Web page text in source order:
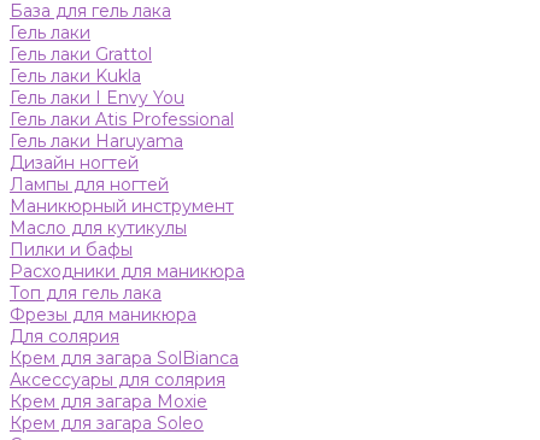
База для гель лака
Гель лаки
Гель лаки Grattol
Гель лаки Kukla
Гель лаки I Envy You
Гель лаки Atis Professional
Гель лаки Haruyama
Дизайн ногтей
Лампы для ногтей
Маникюрный инструмент
Масло для кутикулы
Пилки и бафы
Расходники для маникюра
Топ для гель лака
Фрезы для маникюра
Для солярия
Крем для загара SolBianca
Аксессуары для солярия
Крем для загара Moxie
Крем для загара Soleo